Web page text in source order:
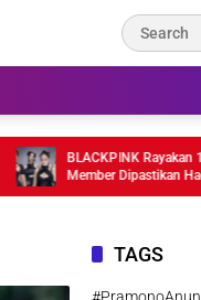
BLACKPINK Rayakan 10
Member Dipastikan Hadir
TAGS